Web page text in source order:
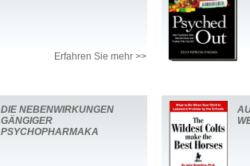
Erfahren Sie mehr >>
DIE NEBENWIRKUNGEN
GÄNGIGER
PSYCHOPHARMAKA